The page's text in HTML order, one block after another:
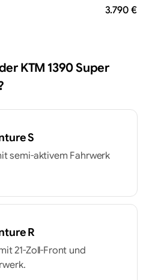
3.790 €
KTM1390 Super
S
semi-aktivem Fahrwerk
R
21-Zoll-Front und